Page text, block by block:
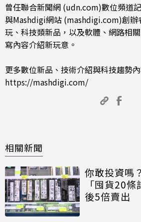
曾任聯合新聞網 (udn.com)數位頻道
與Mashdigi網站 (mashdigi.com)創辦
玩、科技類新品，以及軟體、網路相
寫內容介紹新玩意。
更多數位新品、技術介紹與科技趨勢內
https://mashdigi.com/
相關新聞
你敢投資嗎
「囤貨20
後5倍賣出